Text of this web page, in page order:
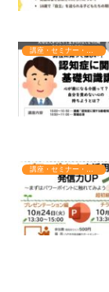
講座・セミナー・表彰